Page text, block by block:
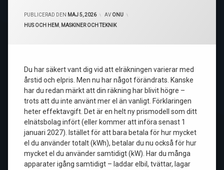
PUBLICERAD DEN MAJ 5, 2026 AV ONU
KATEGORIER:
HUS OCH HEM MASKINER OCH TEKNIK
Du har säkert vant dig vid att elräkningen varierar med
årstid och elpris. Men nu har något förändrats. Kanske
har du redan märkt att din räkning har blivit högre –
trots att du inte använt mer el än vanligt. Förklaringen
heter effektavgift. Det är en helt ny prismodell som ditt
elnätsbolag infört (eller kommer att införa senast 1
januari 2027). Istället för att bara betala för hur mycket
el du använder totalt (kWh), betalar du nu också för hur
mycket el du använder samtidigt (kW). Har du många
apparater igång samtidigt – laddar elbil, tvättar, lagar